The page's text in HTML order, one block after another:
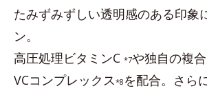
たみずみずしい透明感のある印象
ン。
高圧処理ビタミンC *7や独自の複
VCコンプレックス*8 を配合。さら